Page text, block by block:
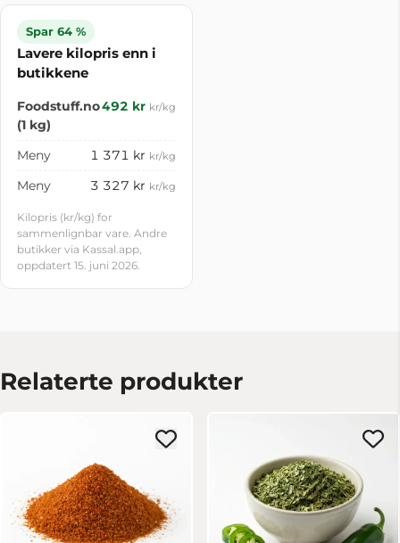
Spar 64 %
Lavere kilopris enn i
butikkene
Foodstuff.no
(1 kg)
492 kr kr/kg
Meny 1 371 kr kr/kg
Meny 3 327 kr kr/kg
Kilopris (kr/kg) for
sammenlignbar vare. Andre
butikker via Kassal.app,
oppdatert 15. juni 2026.
Relaterte produkter